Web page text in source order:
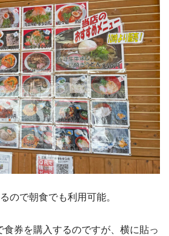
ので朝食でも利用可能。
食券を購入するのですが、横に貼っ